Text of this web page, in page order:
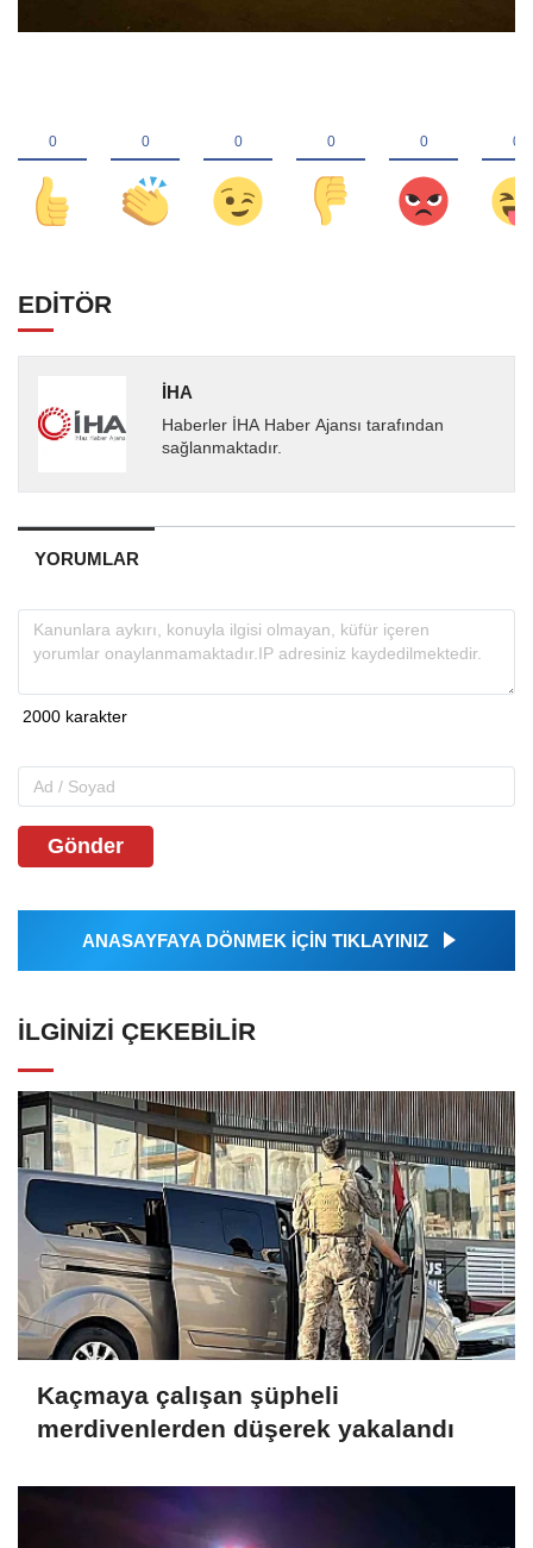
EDİTÖR
İHA
Haberler İHA Haber Ajansı tarafından
sağlanmaktadır.
YORUMLAR
Gönder
ANASAYFAYA DÖNMEK İÇİN TIKLAYINIZ
İLGINIZI ÇEKEBILIR
Kaçmaya çalışan şüpheli
merdivenlerden düşerek yakalandı